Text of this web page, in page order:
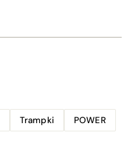
Trampki POWER